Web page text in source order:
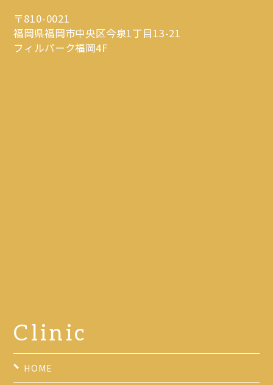
〒810-0021
福岡県福岡市中央区今泉1丁目13-21
フィルパーク福岡4F
Clinic
HOME